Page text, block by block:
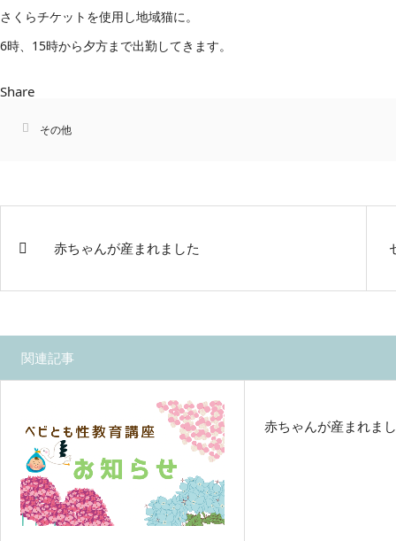
さくらチケットを使用し地域猫に。
6時、15時から夕方まで出勤してきます。
Share
その他
赤ちゃんが産まれました
関連記事
赤ちゃんが産まれま